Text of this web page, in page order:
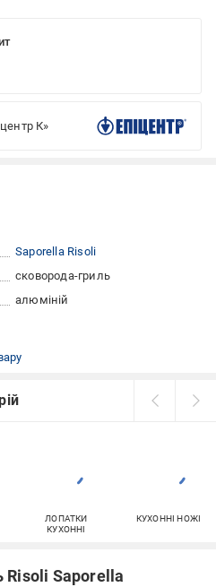
К»
Saporella Risoli
сковорода-гриль
алюміній
ЛОПАТКИ
КУХОННІ
КУХОННІ НОЖІ
Risoli Saporella